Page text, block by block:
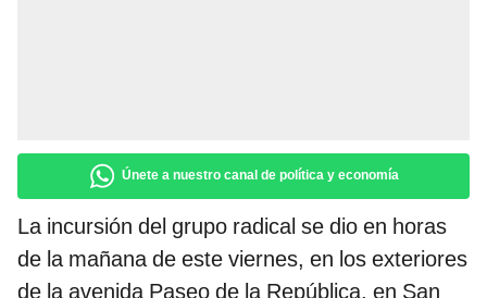
Únete a nuestro canal de política y economía
La incursión del grupo radical se dio en horas
de la mañana de este viernes, en los exteriores
de la avenida Paseo de la República, en San